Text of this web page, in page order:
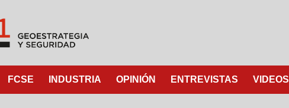
FCSE INDUSTRIA OPINIÓN ENTREVISTAS